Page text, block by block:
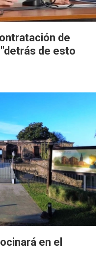
de
de esto
en el